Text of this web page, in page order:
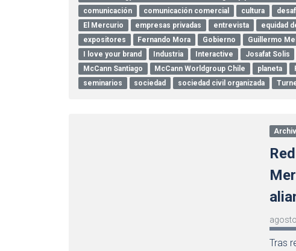
comunicación
comunicación comercial cultura
El Mercurio
empresas privadas entrevista equidad
expositores
Fernando Mora Gobierno
Guillermo
I love your brand
Industria Interactive Josafat Solis
McCann Santiago
McCann Worldgroup Chile planeta
seminarios
sociedad sociedad civil organizada
Tras